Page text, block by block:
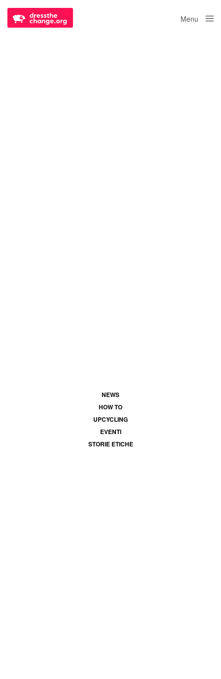
Menu
NEWS
HOW TO
UPCYCLING
EVENTI
STORIE ETICHE